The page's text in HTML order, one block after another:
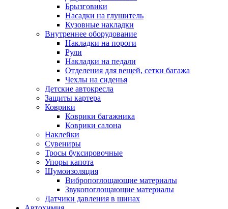
Брызговики
Насадки на глушитель
Кузовные накладки
Внутреннее оборудование
Накладки на пороги
Рули
Накладки на педали
Отделения для вещей, сетки багажа
Чехлы на сиденья
Детские автокресла
Защиты картера
Коврики
Коврики багажника
Коврики салона
Наклейки
Сувениры
Тросы буксировочные
Упоры капота
Шумоизоляция
Вибропоглощающие материалы
Звукопоглощающие материалы
Датчики давления в шинах